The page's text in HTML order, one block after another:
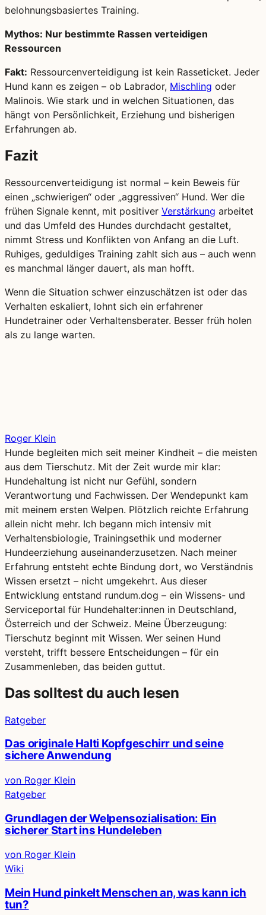
belohnungsbasiertes Training.
Mythos: Nur bestimmte Rassen verteidigen
Ressourcen
Fakt: Ressourcenverteidigung ist kein Rasseticket. Jeder
Hund kann es zeigen – ob Labrador, Mischling oder
Malinois. Wie stark und in welchen Situationen, das
hängt von Persönlichkeit, Erziehung und bisherigen
Erfahrungen ab.
Fazit
Ressourcenverteidigung ist normal – kein Beweis für
einen „schwierigen“ oder „aggressiven“ Hund. Wer die
frühen Signale kennt, mit positiver Verstärkung arbeitet
und das Umfeld des Hundes durchdacht gestaltet,
nimmt Stress und Konflikten von Anfang an die Luft.
Ruhiges, geduldiges Training zahlt sich aus – auch wenn
es manchmal länger dauert, als man hofft.
Wenn die Situation schwer einzuschätzen ist oder das
Verhalten eskaliert, lohnt sich ein erfahrener
Hundetrainer oder Verhaltensberater. Besser früh holen
als zu lange warten.
Roger Klein
Hunde begleiten mich seit meiner Kindheit – die meisten
aus dem Tierschutz. Mit der Zeit wurde mir klar:
Hundehaltung ist nicht nur Gefühl, sondern
Verantwortung und Fachwissen. Der Wendepunkt kam
mit meinem ersten Welpen. Plötzlich reichte Erfahrung
allein nicht mehr. Ich begann mich intensiv mit
Verhaltensbiologie, Trainingsethik und moderner
Hundeerziehung auseinanderzusetzen. Nach meiner
Erfahrung entsteht echte Bindung dort, wo Verständnis
Wissen ersetzt – nicht umgekehrt. Aus dieser
Entwicklung entstand rundum.dog – ein Wissens- und
Serviceportal für Hundehalter:innen in Deutschland,
Österreich und der Schweiz. Meine Überzeugung:
Tierschutz beginnt mit Wissen. Wer seinen Hund
versteht, trifft bessere Entscheidungen – für ein
Zusammenleben, das beiden guttut.
Das solltest du auch lesen
Ratgeber
Das originale Halti Kopfgeschirr und seine
sichere Anwendung
von Roger Klein
Ratgeber
Grundlagen der Welpensozialisation: Ein
sicherer Start ins Hundeleben
von Roger Klein
Wiki
Mein Hund pinkelt Menschen an, was kann ich
tun?